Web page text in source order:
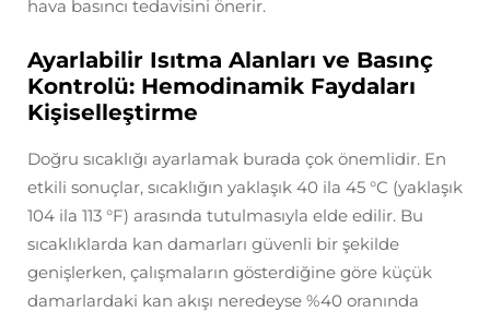
hava basıncı tedavisini önerir.
Ayarlabilir Isıtma Alanları ve Basınç
Kontrolü: Hemodinamik Faydaları
Kişiselleştirme
Doğru sıcaklığı ayarlamak burada çok önemlidir. En
etkili sonuçlar, sıcaklığın yaklaşık 40 ila 45 °C (yaklaşık
104 ila 113 °F) arasında tutulmasıyla elde edilir. Bu
sıcaklıklarda kan damarları güvenli bir şekilde
genişlerken, çalışmaların gösterdiğine göre küçük
damarlardaki kan akışı neredeyse %40 oranında